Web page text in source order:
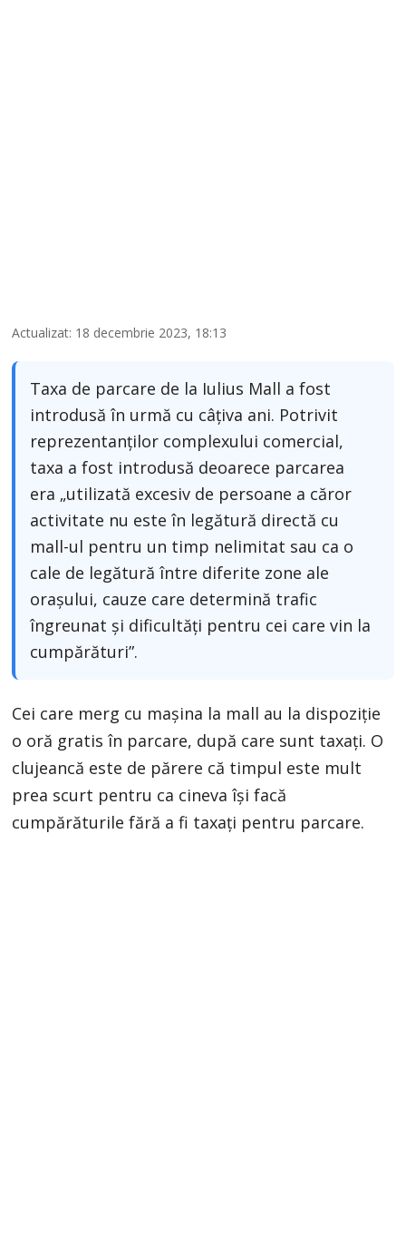
Actualizat: 18 decembrie 2023, 18:13
Taxa de parcare de la Iulius Mall a fost
introdusă în urmă cu câțiva ani. Potrivit
reprezentanților complexului comercial,
taxa a fost introdusă deoarece parcarea
era „utilizată excesiv de persoane a căror
activitate nu este în legătură directă cu
mall-ul pentru un timp nelimitat sau ca o
cale de legătură între diferite zone ale
orașului, cauze care determină trafic
îngreunat și dificultăți pentru cei care vin la
cumpărături”.
Cei care merg cu mașina la mall au la dispoziție
o oră gratis în parcare, după care sunt taxați. O
clujeancă este de părere că timpul este mult
prea scurt pentru ca cineva își facă
cumpărăturile fără a fi taxați pentru parcare.